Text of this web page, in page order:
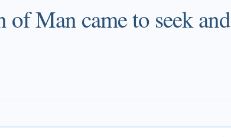
of Man came to seek